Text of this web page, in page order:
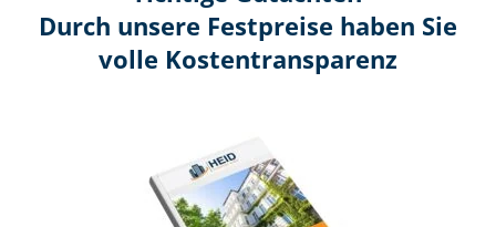
Durch unsere Festpreise haben Sie
volle Kosten­transparenz